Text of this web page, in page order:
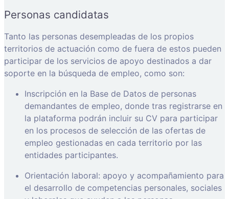
Personas candidatas
Tanto las personas desempleadas de los propios
territorios de actuación como de fuera de estos pueden
participar de los servicios de apoyo destinados a dar
soporte en la búsqueda de empleo, como son:
Inscripción en la Base de Datos de personas
demandantes de empleo, donde tras registrarse en
la plataforma podrán incluir su CV para participar
en los procesos de selección de las ofertas de
empleo gestionadas en cada territorio por las
entidades participantes.
Orientación laboral: apoyo y acompañamiento para
el desarrollo de competencias personales, sociales